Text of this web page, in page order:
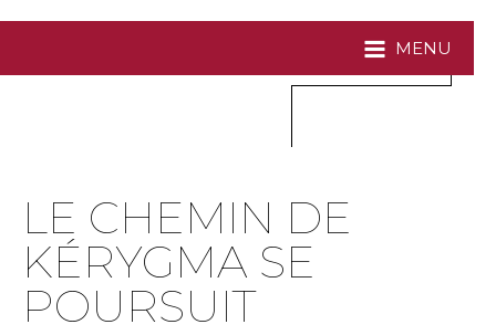
MENU
LE CHEMIN DE
KÉRYGMA SE
POURSUIT